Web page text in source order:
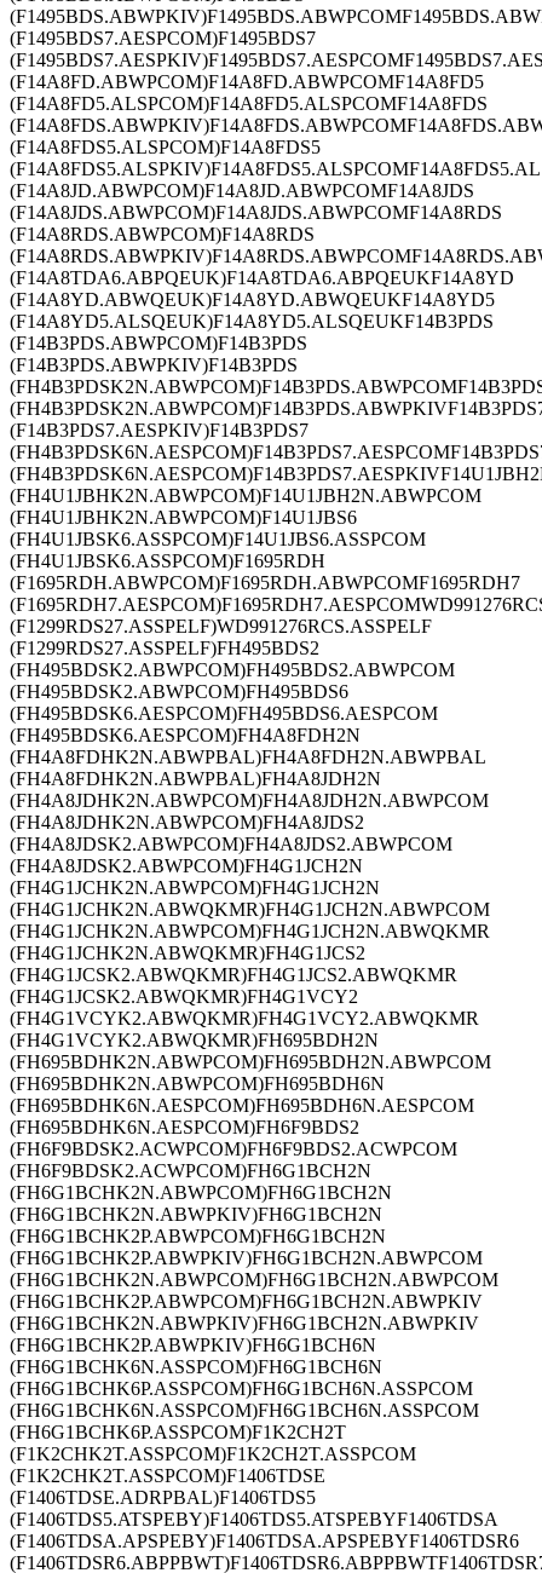
(F1495BDS7.AESPCOM)F1495BDS7
(F14A8FD.ABWPCOM)F14A8FD.ABWPCOMF14A8FD5
(F14A8FD5.ALSPCOM)F14A8FD5.ALSPCOMF14A8FDS
(F14A8FDS5.ALSPCOM)F14A8FDS5
(F14A8JD.ABWPCOM)F14A8JD.ABWPCOMF14A8JDS
(F14A8JDS.ABWPCOM)F14A8JDS.ABWPCOMF14A8RDS
(F14A8RDS.ABWPCOM)F14A8RDS
(F14A8TDA6.ABPQEUK)F14A8TDA6.ABPQEUKF14A8YD
(F14A8YD.ABWQEUK)F14A8YD.ABWQEUKF14A8YD5
(F14A8YD5.ALSQEUK)F14A8YD5.ALSQEUKF14B3PDS
(F14B3PDS.ABWPCOM)F14B3PDS
(F14B3PDS.ABWPKIV)F14B3PDS
(F14B3PDS7.AESPKIV)F14B3PDS7
(FH4U1JBHK2N.ABWPCOM)F14U1JBH2N.ABWPCOM
(FH4U1JBHK2N.ABWPCOM)F14U1JBS6
(FH4U1JBSK6.ASSPCOM)F14U1JBS6.ASSPCOM
(FH4U1JBSK6.ASSPCOM)F1695RDH
(F1695RDH.ABWPCOM)F1695RDH.ABWPCOMF1695RDH7
(F1299RDS27.ASSPELF)WD991276RCS.ASSPELF
(F1299RDS27.ASSPELF)FH495BDS2
(FH495BDSK2.ABWPCOM)FH495BDS2.ABWPCOM
(FH495BDSK2.ABWPCOM)FH495BDS6
(FH495BDSK6.AESPCOM)FH495BDS6.AESPCOM
(FH495BDSK6.AESPCOM)FH4A8FDH2N
(FH4A8FDHK2N.ABWPBAL)FH4A8FDH2N.ABWPBAL
(FH4A8FDHK2N.ABWPBAL)FH4A8JDH2N
(FH4A8JDHK2N.ABWPCOM)FH4A8JDH2N.ABWPCOM
(FH4A8JDHK2N.ABWPCOM)FH4A8JDS2
(FH4A8JDSK2.ABWPCOM)FH4A8JDS2.ABWPCOM
(FH4A8JDSK2.ABWPCOM)FH4G1JCH2N
(FH4G1JCHK2N.ABWPCOM)FH4G1JCH2N
(FH4G1JCHK2N.ABWQKMR)FH4G1JCH2N.ABWPCOM
(FH4G1JCHK2N.ABWPCOM)FH4G1JCH2N.ABWQKMR
(FH4G1JCHK2N.ABWQKMR)FH4G1JCS2
(FH4G1JCSK2.ABWQKMR)FH4G1JCS2.ABWQKMR
(FH4G1JCSK2.ABWQKMR)FH4G1VCY2
(FH4G1VCYK2.ABWQKMR)FH4G1VCY2.ABWQKMR
(FH4G1VCYK2.ABWQKMR)FH695BDH2N
(FH695BDHK2N.ABWPCOM)FH695BDH2N.ABWPCOM
(FH695BDHK2N.ABWPCOM)FH695BDH6N
(FH695BDHK6N.AESPCOM)FH695BDH6N.AESPCOM
(FH695BDHK6N.AESPCOM)FH6F9BDS2
(FH6F9BDSK2.ACWPCOM)FH6F9BDS2.ACWPCOM
(FH6F9BDSK2.ACWPCOM)FH6G1BCH2N
(FH6G1BCHK2N.ABWPCOM)FH6G1BCH2N
(FH6G1BCHK2N.ABWPKIV)FH6G1BCH2N
(FH6G1BCHK2P.ABWPCOM)FH6G1BCH2N
(FH6G1BCHK2P.ABWPKIV)FH6G1BCH2N.ABWPCOM
(FH6G1BCHK2N.ABWPCOM)FH6G1BCH2N.ABWPCOM
(FH6G1BCHK2P.ABWPCOM)FH6G1BCH2N.ABWPKIV
(FH6G1BCHK2N.ABWPKIV)FH6G1BCH2N.ABWPKIV
(FH6G1BCHK2P.ABWPKIV)FH6G1BCH6N
(FH6G1BCHK6N.ASSPCOM)FH6G1BCH6N
(FH6G1BCHK6P.ASSPCOM)FH6G1BCH6N.ASSPCOM
(FH6G1BCHK6N.ASSPCOM)FH6G1BCH6N.ASSPCOM
(FH6G1BCHK6P.ASSPCOM)F1K2CH2T
(F1K2CHK2T.ASSPCOM)F1K2CH2T.ASSPCOM
(F1K2CHK2T.ASSPCOM)F1406TDSE
(F1406TDSE.ADRPBAL)F1406TDS5
(F1406TDS5.ATSPEBY)F1406TDS5.ATSPEBYF1406TDSA
(F1406TDSA.APSPEBY)F1406TDSA.APSPEBYF1406TDSR6